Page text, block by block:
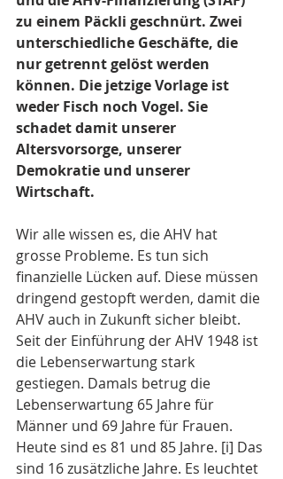
zu einem Päckli geschnürt. Zwei
unterschiedliche Geschäfte, die
nur getrennt gelöst werden
können. Die jetzige Vorlage ist
weder Fisch noch Vogel. Sie
schadet damit unserer
Altersvorsorge, unserer
Demokratie und unserer
Wirtschaft.
Wir alle wissen es, die AHV hat
grosse Probleme. Es tun sich
finanzielle Lücken auf. Diese müssen
dringend gestopft werden, damit die
AHV auch in Zukunft sicher bleibt.
Seit der Einführung der AHV 1948 ist
die Lebenserwartung stark
gestiegen. Damals betrug die
Lebenserwartung 65 Jahre für
Männer und 69 Jahre für Frauen.
Heute sind es 81 und 85 Jahre. [i] Das
sind 16 zusätzliche Jahre. Es leuchtet